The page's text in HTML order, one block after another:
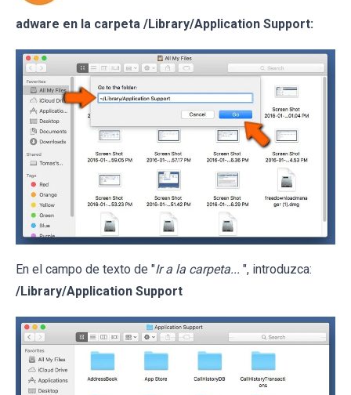
adware en la carpeta /Library/Application Support:
En el campo de texto de "Ir a la carpeta... ", introduzca:
/Library/Application Support